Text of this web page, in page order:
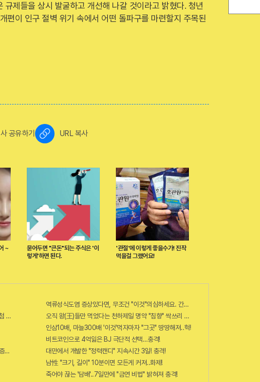
제들을 상시 발굴하고 개선해 나갈 것이라고 밝혔다. 청년
편이 인구 절벽 위기 속에서 어떤 돌파구를 마련할지 주목된
공유하기 URL 복사
~
묻어두면 "큰돈"되는 주식은 '이
렇게'하면 된다.
'관절'에 이렇게 좋을수가! 진작
먹을걸 그랬어요!
택 난리나!!
...충격!!
역류성식도염 증상있다면, 무조건 "이것"의심하세요. 간단치료법 나왔다!
오직 왕(王)들만 먹었다는 천하제일 명약 "침향" 싹쓰리 완판!! 왜 난리났나 봤더니..경악!
인삼10배, 마늘300배 '이것'먹자마자 "그곳" 땅땅해져..헉!
비트코인으로 4억잃은 BJ 극단적 선택…충격!
대만에서 개발한 "정력캔디" 지속시간 3일! 충격!
남性 "크기, 길이" 10분이면 모든게 커져..화제!
죽어야 끊는 '담배'..7일만에 "금연 비법" 밝혀져 충격!